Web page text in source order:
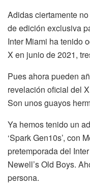
Adidas ciertamente
de edición exclusiva
Inter Miami ha tenido
X en junio de 2021,
Pues ahora pueden
revelación oficial del
Son unos guayos
Ya hemos tenido un
‘Spark Gen10s’, con
pretemporada del
Newell’s Old Boys.
persona.